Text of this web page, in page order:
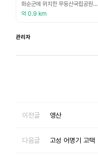
화순군에 위치한 무등산국립공원동부사무소는 정상인 천왕봉을 중심으로 주상절리 등 암석들이 멋진 경관과 어우러져 있다. 그중에서도 가장 으뜸으로 손꼽는 코스는 규봉 코스다. 화순읍 수만리 수만탐방지원센터에서 출발해 장불재를 거쳐 규봉암에 도착하는 코스로 약 2시간 정도 소요된다. 중생대 백악기 후기에 화산이 폭발하면서 지표에 쌓인 화산재가 굳어 생긴 암석인 주상절리대와 풍화된 암석이 부서져 산비탈을 덮은 지공너덜은 주변 환경과 어우러져 형언하기 어려운 장관
약 0.9 km
관리자
이전글 앵산
다음글 고성 어명기 고택